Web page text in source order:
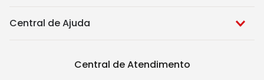
Central de Ajuda
Central de Atendimento